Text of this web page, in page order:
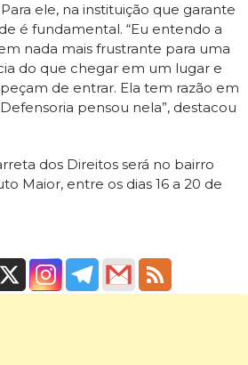
ele, na instituição que garante
é fundamental. “Eu entendo a
nada mais frustrante para uma
do que chegar em um lugar e
de entrar. Ela tem razão em
pensou nela”, destacou
dos Direitos será no bairro
Maior, entre os dias 16 a 20 de